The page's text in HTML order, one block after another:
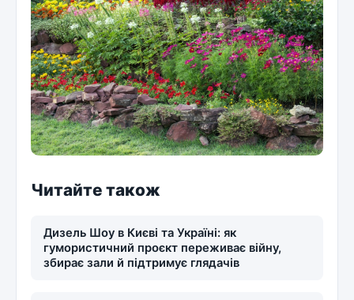
Читайте також
Дизель Шоу в Києві та Україні: як
гумористичний проєкт переживає війну,
збирає зали й підтримує глядачів